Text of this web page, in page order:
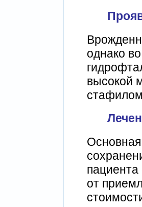
однако
высокой
от